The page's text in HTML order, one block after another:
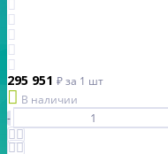
295 951 ₽за 1 шт
В наличии
-